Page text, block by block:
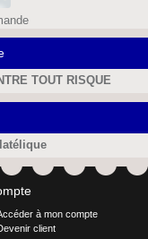
TOUT RISQUE
à mon compte
client